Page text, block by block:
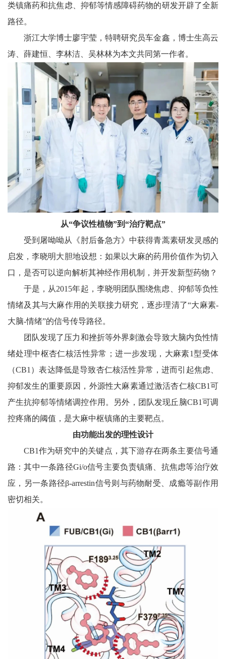
类镇痛药和抗焦虑、抑郁等情感障碍药物的研发开辟了全新
路径。
浙江大学博士廖宇莹，特聘研究员车金鑫，博士生高云
涛、薛建恒、李林洁、吴林林为本文共同第一作者。
从“争议性植物”到“治疗靶点”
受到屠呦呦从《肘后备急方》中获得青蒿素研发灵感的
启发，李晓明大胆地设想：如果以大麻的药用价值作为切入
口，是否可以逆向解析其神经作用机制，并开发新型药物？
于是，从2015年起，李晓明团队围绕焦虑、抑郁等负性
情绪及其与大麻作用的关联接力研究，逐步理清了“大麻素-
大脑-情绪”的信号传导路径。
团队发现了压力和挫折等外界刺激会导致大脑内负性情
绪处理中枢杏仁核活性异常；进一步发现，大麻素1型受体
（CB1）表达降低是导致杏仁核活性异常，进而引起焦虑、
抑郁发生的重要原因，外源性大麻素通过激活杏仁核CB1可
产生抗抑郁等情绪调控作用。另外，团队发现丘脑CB1可调
控疼痛的阈值，是大麻中枢镇痛的主要靶点。
由功能出发的理性设计
CB1作为研究中的关键点，其下游存在两条主要信号通
路：其中一条路径Gi/o信号主要负责镇痛、抗焦虑等治疗效
应，另一条路径β-arrestin信号则与药物耐受、成瘾等副作用
密切相关。